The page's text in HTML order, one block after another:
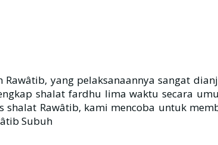
yang pelaksanaannya sangat
shalat fardhu lima waktu secara
Rawâtib, kami mencoba untuk
Subuh